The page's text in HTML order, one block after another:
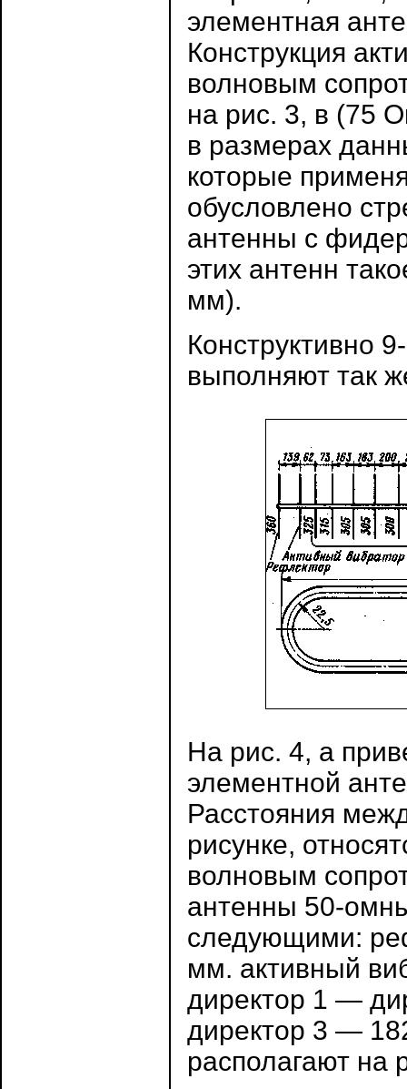
элементная
Конструкция
волновым
на рис. 3, в (75
в размерах
которые
обусловлено
антенны с
этих антенн
мм).
Конструктивно
выполняют так
На рис. 4, а
элементной
Расстояния
рисунке,
волновым
антенны 50-
следующими:
мм. активный
директор 1 —
директор 3 —
располагают на